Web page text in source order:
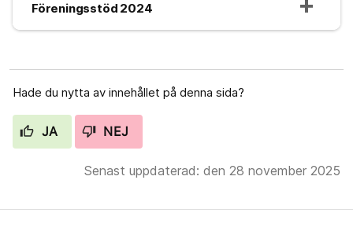
Föreningsstöd 2024
Hade du nytta av innehållet på denna sida?
JA NEJ
Senast uppdaterad: den 28 november 2025